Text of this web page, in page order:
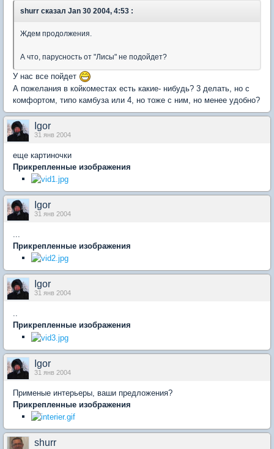
shurr сказал Jan 30 2004, 4:53 :
Ждем продолжения.
А что, парусность от "Лисы" не подойдет?
У нас все пойдет
А пожелания в койкоместах есть какие- нибудь? 3 делать, но с
комфортом, типо камбуза или 4, но тоже с ним, но менее удобно?
Igor
31 янв 2004
еще картиночки
Прикрепленные изображения
Igor
31 янв 2004
...
Прикрепленные изображения
Igor
31 янв 2004
..
Прикрепленные изображения
Igor
31 янв 2004
Применые интерьеры, ваши предложения?
Прикрепленные изображения
shurr